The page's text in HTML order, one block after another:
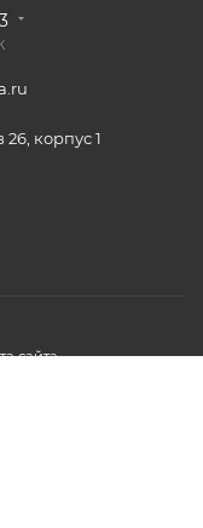
корпус 1
сайта